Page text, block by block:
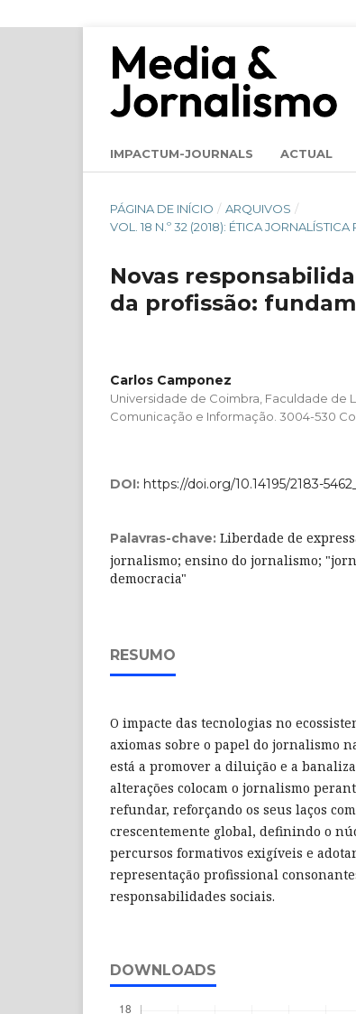
IMPACTUM-JOURNALS ACTUAL
PÁGINA DE INÍCIO / ARQUIVOS /
VOL. 18 N.º 32 (2018): ÉTICA
Novas
da profissão:
Carlos Camponez
Universidade de Coimbra, Faculdade de
Comunicação e Informação. 3004-530
DOI: https://doi.org/10.14195/2183-
Palavras-chave: Liberdade de
jornalismo; ensino do jornalismo;
democracia"
RESUMO
O impacte das tecnologias no
axiomas sobre o papel do jornalismo
está a promover a diluição e a
alterações colocam o jornalismo
refundar, reforçando os seus laços
crescentemente global, definindo o
percursos formativos exigíveis e
representação profissional
responsabilidades sociais.
DOWNLOADS